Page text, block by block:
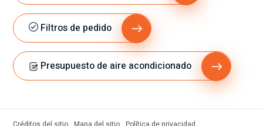
Filtros de pedido
Presupuesto de aire acondicionado